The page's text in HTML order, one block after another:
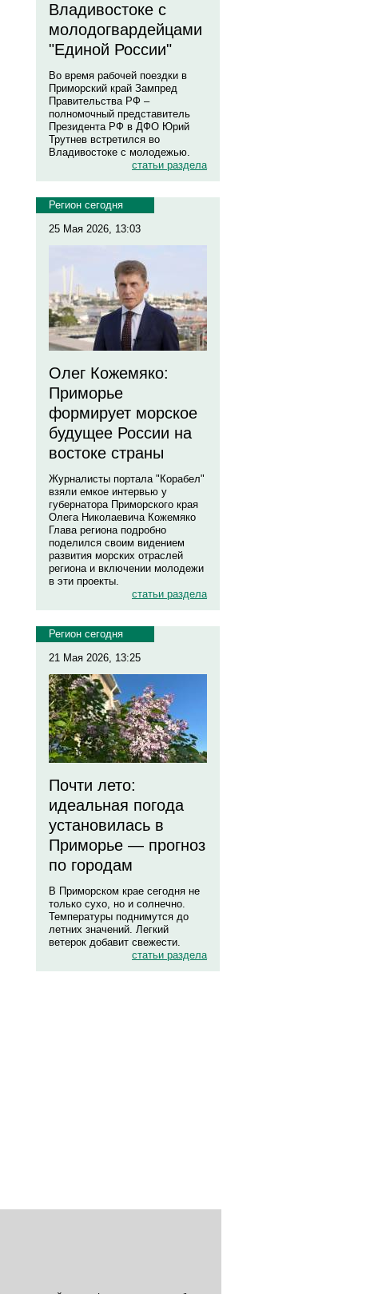
Владивостоке с
молодогвардейцами
"Единой России"
Во время рабочей поездки в
Приморский край Зампред
Правительства РФ –
полномочный представитель
Президента РФ в ДФО Юрий
Трутнев встретился во
Владивостоке с молодежью.
статьи раздела
Регион сегодня
25 Мая 2026, 13:03
Олег Кожемяко:
Приморье
формирует морское
будущее России на
востоке страны
Журналисты портала "Корабел"
взяли емкое интервью у
губернатора Приморского края
Олега Николаевича Кожемяко
Глава региона подробно
поделился своим видением
развития морских отраслей
региона и включении молодежи
в эти проекты.
статьи раздела
Регион сегодня
21 Мая 2026, 13:25
Почти лето:
идеальная погода
установилась в
Приморье — прогноз
по городам
В Приморском крае сегодня не
только сухо, но и солнечно.
Температуры поднимутся до
летних значений. Легкий
ветерок добавит свежести.
статьи раздела